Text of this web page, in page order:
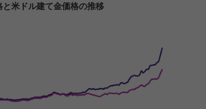
米ドル建て金価格の推移